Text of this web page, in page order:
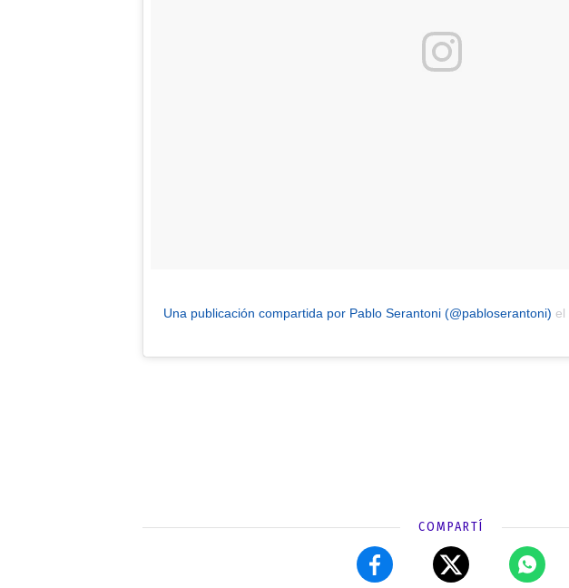
Una publicación compartida por Pablo Serantoni (@pabloserantoni) el
COMPARTÍ